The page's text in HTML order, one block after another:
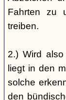
Fahrten zu
treiben.
2.) Wird
liegt in den
solche
den